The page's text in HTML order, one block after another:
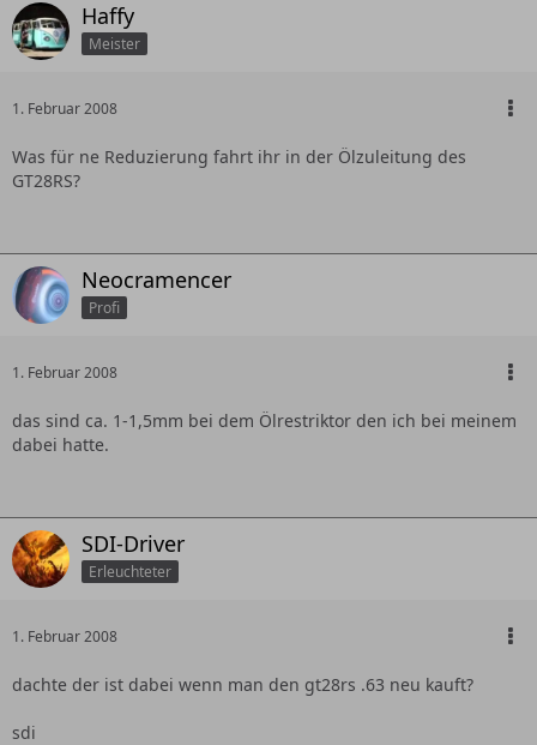
Haffy
Meister
1. Februar 2008
Was für ne Reduzierung fahrt ihr in der Ölzuleitung des
GT28RS?
Neocramencer
Profi
1. Februar 2008
das sind ca. 1-1,5mm bei dem Ölrestriktor den ich bei meinem
dabei hatte.
SDI-Driver
Erleuchteter
1. Februar 2008
dachte der ist dabei wenn man den gt28rs .63 neu kauft?
sdi